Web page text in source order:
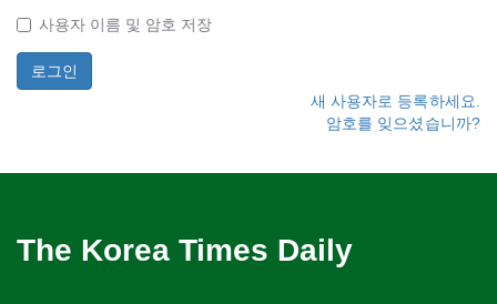
사용자 이름 및 암호 저장
새 사용자로 등록하세요.
암호를 잊으셨습니까?
The Korea Times Daily